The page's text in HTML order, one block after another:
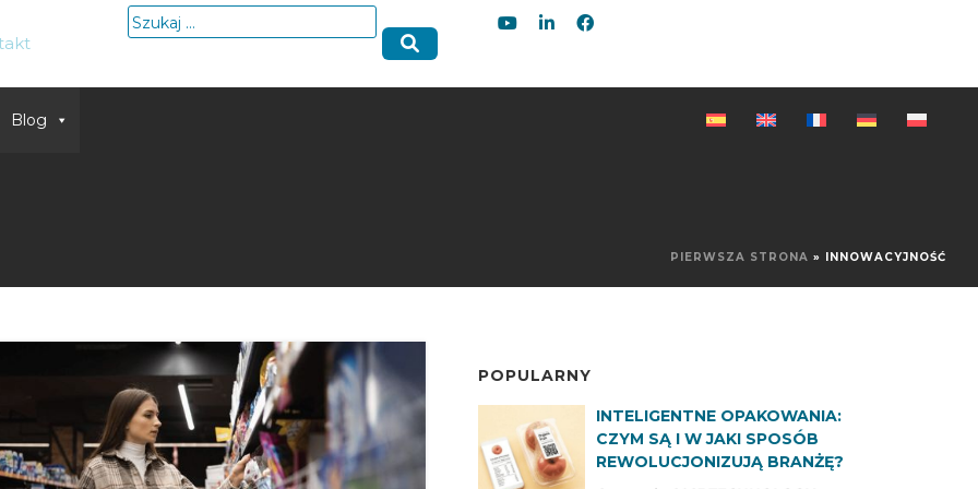
Szukaj:
Blog
PIERWSZA STRONA » INNOWACYJNOŚĆ
POPULARNY
INTELIGENTNE OPAKOWANIA:
CZYM SĄ I W JAKI SPOSÓB
REWOLUCJONIZUJĄ BRANŻĘ?